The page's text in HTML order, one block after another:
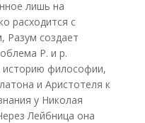
лишь на
расходится с
Разум создает
Р. и р.
историю философии,
и Аристотеля к
у Николая
Лейбница она